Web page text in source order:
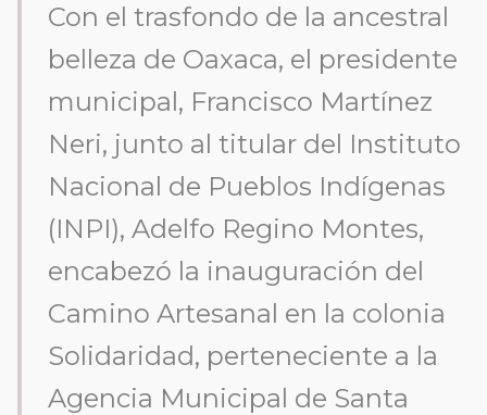
Con el trasfondo de la ancestral
belleza de Oaxaca, el presidente
municipal, Francisco Martínez
Neri, junto al titular del Instituto
Nacional de Pueblos Indígenas
(INPI), Adelfo Regino Montes,
encabezó la inauguración del
Camino Artesanal en la colonia
Solidaridad, perteneciente a la
Agencia Municipal de Santa